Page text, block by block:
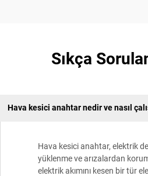
Sıkça
Hava kesici anahtar nedir ve nasıl
Hava kesici anahtar, elektrik
yüklenme ve arızalardan
elektrik akımını kesen bir tür